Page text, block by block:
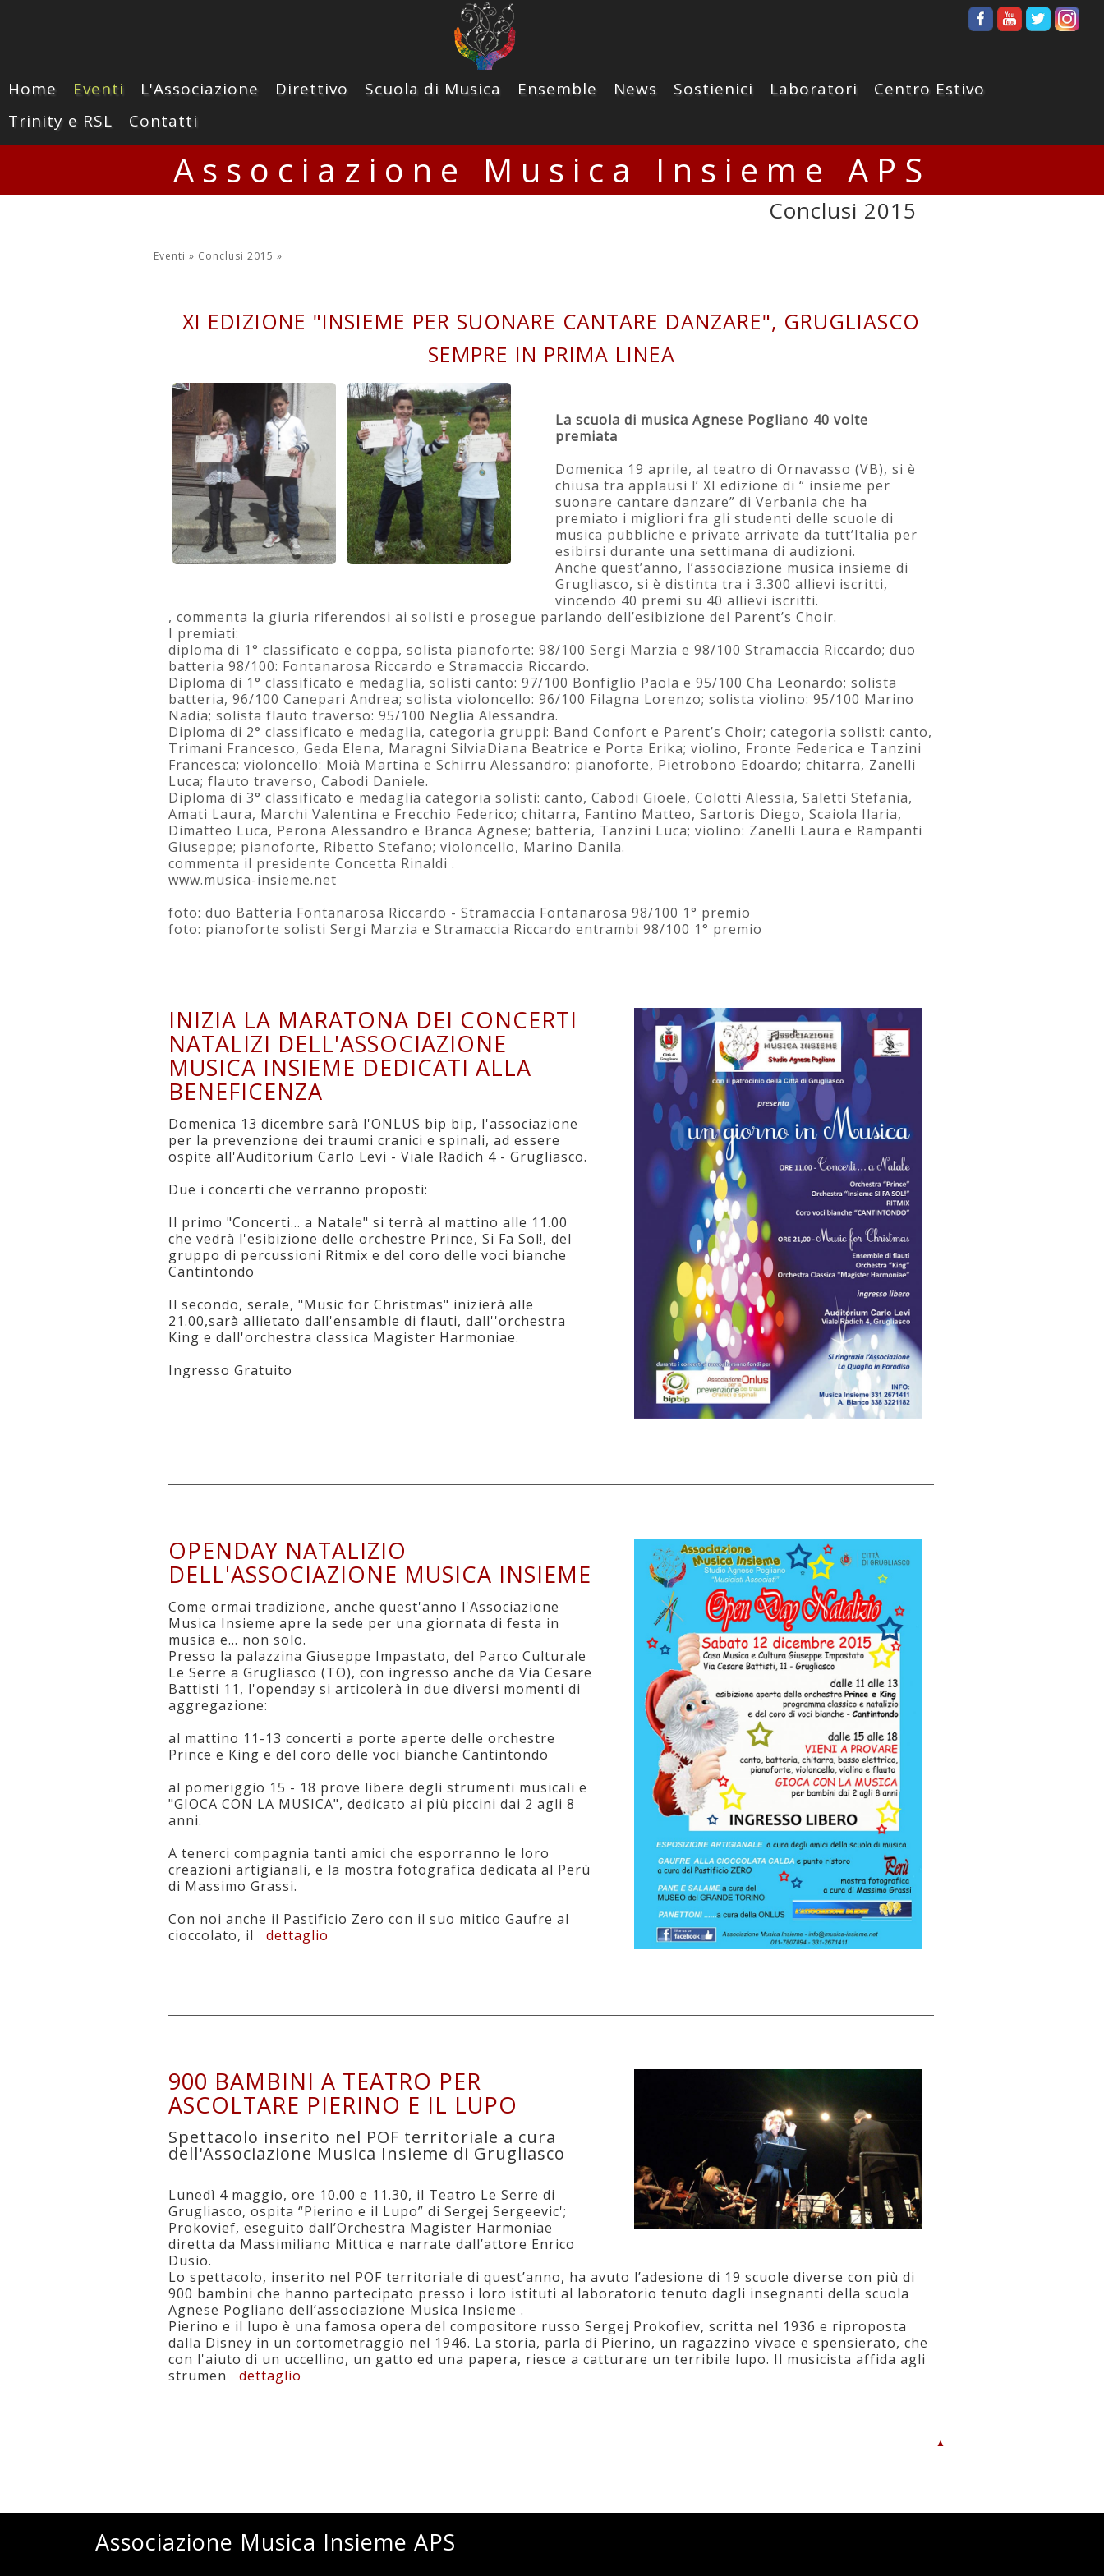
Home Eventi L'Associazione Direttivo Scuola di Musica Ensemble News Sostienici Laboratori
Centro Estivo
Trinity e RSL
Contatti
Associazione Musica Insieme APS
Conclusi 2015
Eventi » Conclusi 2015 »
XI EDIZIONE "INSIEME PER SUONARE CANTARE DANZARE", GRUGLIASCO
SEMPRE IN PRIMA LINEA
La scuola di musica Agnese Pogliano 40 volte
premiata
Domenica 19 aprile, al teatro di Ornavasso (VB), si è
chiusa tra applausi l’ XI edizione di “ insieme per
suonare cantare danzare” di Verbania che ha
premiato i migliori fra gli studenti delle scuole di
musica pubbliche e private arrivate da tutt’Italia per
esibirsi durante una settimana di audizioni.
Anche quest’anno, l’associazione musica insieme di
Grugliasco, si è distinta tra i 3.300 allievi iscritti,
vincendo 40 premi su 40 allievi iscritti.
, commenta la giuria riferendosi ai solisti e prosegue parlando dell’esibizione del Parent’s Choir.
I premiati:
diploma di 1° classificato e coppa, solista pianoforte: 98/100 Sergi Marzia e 98/100 Stramaccia Riccardo; duo
batteria 98/100: Fontanarosa Riccardo e Stramaccia Riccardo.
Diploma di 1° classificato e medaglia, solisti canto: 97/100 Bonfiglio Paola e 95/100 Cha Leonardo; solista
batteria, 96/100 Canepari Andrea; solista violoncello: 96/100 Filagna Lorenzo; solista violino: 95/100 Marino
Nadia; solista flauto traverso: 95/100 Neglia Alessandra.
Diploma di 2° classificato e medaglia, categoria gruppi: Band Confort e Parent’s Choir; categoria solisti: canto,
Trimani Francesco, Geda Elena, Maragni SilviaDiana Beatrice e Porta Erika; violino, Fronte Federica e Tanzini
Francesca; violoncello: Moià Martina e Schirru Alessandro; pianoforte, Pietrobono Edoardo; chitarra, Zanelli
Luca; flauto traverso, Cabodi Daniele.
Diploma di 3° classificato e medaglia categoria solisti: canto, Cabodi Gioele, Colotti Alessia, Saletti Stefania,
Amati Laura, Marchi Valentina e Frecchio Federico; chitarra, Fantino Matteo, Sartoris Diego, Scaiola Ilaria,
Dimatteo Luca, Perona Alessandro e Branca Agnese; batteria, Tanzini Luca; violino: Zanelli Laura e Rampanti
Giuseppe; pianoforte, Ribetto Stefano; violoncello, Marino Danila.
commenta il presidente Concetta Rinaldi .
www.musica-insieme.net
foto: duo Batteria Fontanarosa Riccardo - Stramaccia Fontanarosa 98/100 1° premio
foto: pianoforte solisti Sergi Marzia e Stramaccia Riccardo entrambi 98/100 1° premio
INIZIA LA MARATONA DEI CONCERTI
NATALIZI DELL'ASSOCIAZIONE
MUSICA INSIEME DEDICATI ALLA
BENEFICENZA
Domenica 13 dicembre sarà l'ONLUS bip bip, l'associazione
per la prevenzione dei traumi cranici e spinali, ad essere
ospite all'Auditorium Carlo Levi - Viale Radich 4 - Grugliasco.
Due i concerti che verranno proposti:
Il primo "Concerti... a Natale" si terrà al mattino alle 11.00
che vedrà l'esibizione delle orchestre Prince, Si Fa Sol!, del
gruppo di percussioni Ritmix e del coro delle voci bianche
Cantintondo
Il secondo, serale, "Music for Christmas" inizierà alle
21.00,sarà allietato dall'ensamble di flauti, dall''orchestra
King e dall'orchestra classica Magister Harmoniae.
Ingresso Gratuito
OPENDAY NATALIZIO
DELL'ASSOCIAZIONE MUSICA INSIEME
Come ormai tradizione, anche quest'anno l'Associazione
Musica Insieme apre la sede per una giornata di festa in
musica e... non solo.
Presso la palazzina Giuseppe Impastato, del Parco Culturale
Le Serre a Grugliasco (TO), con ingresso anche da Via Cesare
Battisti 11, l'openday si articolerà in due diversi momenti di
aggregazione:
al mattino 11-13 concerti a porte aperte delle orchestre
Prince e King e del coro delle voci bianche Cantintondo
al pomeriggio 15 - 18 prove libere degli strumenti musicali e
"GIOCA CON LA MUSICA", dedicato ai più piccini dai 2 agli 8
anni.
A tenerci compagnia tanti amici che esporranno le loro
creazioni artigianali, e la mostra fotografica dedicata al Perù
di Massimo Grassi.
Con noi anche il Pastificio Zero con il suo mitico Gaufre al
cioccolato, ildettaglio
900 BAMBINI A TEATRO PER
ASCOLTARE PIERINO E IL LUPO
Spettacolo inserito nel POF territoriale a cura
dell'Associazione Musica Insieme di Grugliasco
Lunedì 4 maggio, ore 10.00 e 11.30, il Teatro Le Serre di
Grugliasco, ospita “Pierino e il Lupo” di Sergej Sergeevic';
Prokovief, eseguito dall’Orchestra Magister Harmoniae
diretta da Massimiliano Mittica e narrate dall’attore Enrico
Dusio.
Lo spettacolo, inserito nel POF territoriale di quest’anno, ha avuto l’adesione di 19 scuole diverse con più di
900 bambini che hanno partecipato presso i loro istituti al laboratorio tenuto dagli insegnanti della scuola
Agnese Pogliano dell’associazione Musica Insieme .
Pierino e il lupo è una famosa opera del compositore russo Sergej Prokofiev, scritta nel 1936 e riproposta
dalla Disney in un cortometraggio nel 1946. La storia, parla di Pierino, un ragazzino vivace e spensierato, che
con l'aiuto di un uccellino, un gatto ed una papera, riesce a catturare un terribile lupo. Il musicista affida agli
strumendettaglio
▲
Associazione Musica Insieme APS